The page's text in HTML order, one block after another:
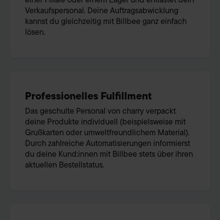
Verkaufspersonal. Deine Auftragsabwicklung
kannst du gleichzeitig mit Billbee ganz einfach
lösen.
Professionelles Fulfillment
Das geschulte Personal von charry verpackt
deine Produkte individuell (beispielsweise mit
Grußkarten oder umweltfreundlichem Material).
Durch zahlreiche Automatisierungen informierst
du deine Kund:innen mit Billbee stets über ihren
aktuellen Bestellstatus.